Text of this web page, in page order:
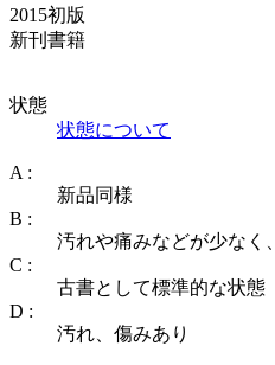
2015初版
新刊書籍
状態
状態について
A :
新品同様
B :
汚れや痛みなどが少なく
C :
古書として標準的な状態
D :
汚れ、傷みあり